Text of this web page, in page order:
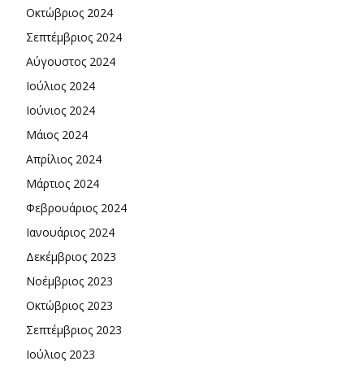
Οκτώβριος 2024
Σεπτέμβριος 2024
Αύγουστος 2024
Ιούλιος 2024
Ιούνιος 2024
Μάιος 2024
Απρίλιος 2024
Μάρτιος 2024
Φεβρουάριος 2024
Ιανουάριος 2024
Δεκέμβριος 2023
Νοέμβριος 2023
Οκτώβριος 2023
Σεπτέμβριος 2023
Ιούλιος 2023